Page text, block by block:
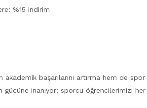
%15 indirim
başarılarını artırma hem de
gücüne inanıyor; sporcu öğrencilerimizi